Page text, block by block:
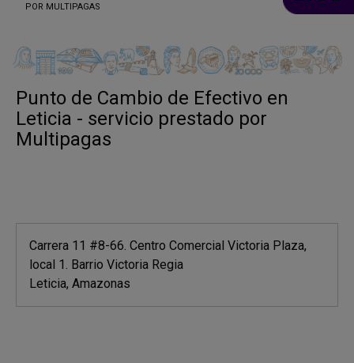
POR MULTIPAGAS
Punto de Cambio de Efectivo en
Leticia - servicio prestado por
Multipagas
Carrera 11 #8-66. Centro Comercial Victoria Plaza,
local 1. Barrio Victoria Regia
Leticia, Amazonas